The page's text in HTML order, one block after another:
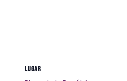
LUGAR